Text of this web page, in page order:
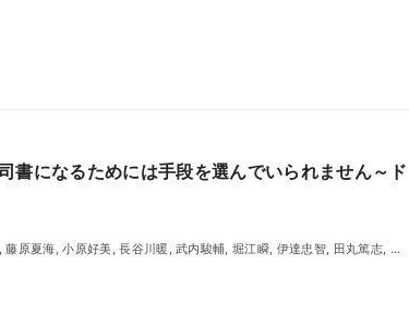
書になるためには手段を選んでいられません～ド
希, 依田菜津, 中原麻衣, 林大地, 石塚運昇